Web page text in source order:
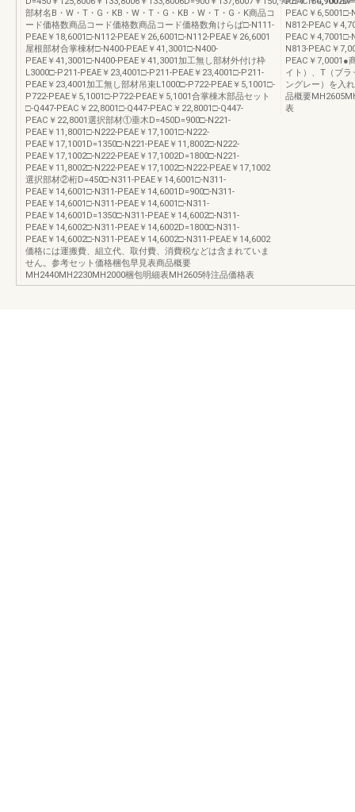
部材名B・W・T・G・KB・W・T・G・KB・W・T・G・K商品コ
ード価格数商品コード価格数商品コード価格数角けらば□-N111-
PEAE￥18,6001□-N112-PEAE￥26,6001□-N112-PEAE￥26,6001
屋根部材合掌棟材□-N400-PEAE￥41,3001□-N400-
PEAE￥41,3001□-N400-PEAE￥41,3001加工無し部材外付け枠
L3000□-P211-PEAE￥23,4001□-P211-PEAE￥23,4001□-P211-
PEAE￥23,4001加工無し部材吊束L1000□-P722-PEAE￥5,1001□-
P722-PEAE￥5,1001□-P722-PEAE￥5,1001合掌棟木部品セット
□-Q447-PEAC￥22,8001□-Q447-PEAC￥22,8001□-Q447-
PEAC￥22,8001選択部材①垂木D=450D=900□-N221-
PEAE￥11,8001□-N222-PEAE￥17,1001□-N222-
PEAE￥17,1001D=1350□-N221-PEAE￥11,8002□-N222-
PEAE￥17,1002□-N222-PEAE￥17,1002D=1800□-N221-
PEAE￥11,8002□-N222-PEAE￥17,1002□-N222-PEAE￥17,1002
選択部材②桁D=450□-N311-PEAE￥14,6001□-N311-
PEAE￥14,6001□-N311-PEAE￥14,6001D=900□-N311-
PEAE￥14,6001□-N311-PEAE￥14,6001□-N311-
PEAE￥14,6001D=1350□-N311-PEAE￥14,6002□-N311-
PEAE￥14,6002□-N311-PEAE￥14,6002D=1800□-N311-
PEAE￥14,6002□-N311-PEAE￥14,6002□-N311-PEAE￥14,6002
価格には運搬費、組立代、取付費、消費税などは含まれていま
せん。参考セット価格梱包早見表商品概要
MH2440MH2230MH2000梱包明細表MH2605特注品価格表
PEAC￥6,5001□-
N812-PEAC￥
PEAC￥4,7001□-
N813-PEAC￥
PEAC￥7,0001●
イト）、T（ブラ
ングレー）を入
品概要
表